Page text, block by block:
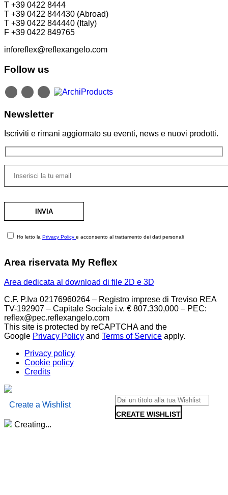
T +39 0422 8444
T +39 0422 844430 (Abroad)
T +39 0422 844440 (Italy)
F +39 0422 849765
inforeflex@reflexangelo.com
Follow us
Newsletter
Iscriviti e rimani aggiornato su eventi, news e nuovi prodotti.
Ho letto la Privacy Policy e acconsento al trattamento dei dati personali
Area riservata My Reflex
Area dedicata al download di file 2D e 3D
C.F. P.Iva 02176960264 – Registro imprese di Treviso REA
TV-192907 – Capitale Sociale i.v. € 807.330,000 – PEC:
reflex@pec.reflexangelo.com
This site is protected by reCAPTCHA and the
Google Privacy Policy and Terms of Service apply.
Privacy policy
Cookie policy
Credits
Create a Wishlist
CREATE WISHLIST
Creating...